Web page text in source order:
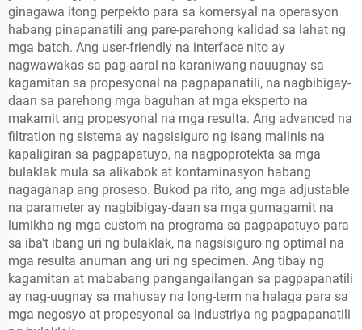
ginagawa itong perpekto para sa komersyal na operasyon
habang pinapanatili ang pare-parehong kalidad sa lahat ng
mga batch. Ang user-friendly na interface nito ay
nagwawakas sa pag-aaral na karaniwang nauugnay sa
kagamitan sa propesyonal na pagpapanatili, na nagbibigay-
daan sa parehong mga baguhan at mga eksperto na
makamit ang propesyonal na mga resulta. Ang advanced na
filtration ng sistema ay nagsisiguro ng isang malinis na
kapaligiran sa pagpapatuyo, na nagpoprotekta sa mga
bulaklak mula sa alikabok at kontaminasyon habang
nagaganap ang proseso. Bukod pa rito, ang mga adjustable
na parameter ay nagbibigay-daan sa mga gumagamit na
lumikha ng mga custom na programa sa pagpapatuyo para
sa iba't ibang uri ng bulaklak, na nagsisiguro ng optimal na
mga resulta anuman ang uri ng specimen. Ang tibay ng
kagamitan at mababang pangangailangan sa pagpapanatili
ay nag-uugnay sa mahusay na long-term na halaga para sa
mga negosyo at propesyonal sa industriya ng pagpapanatili